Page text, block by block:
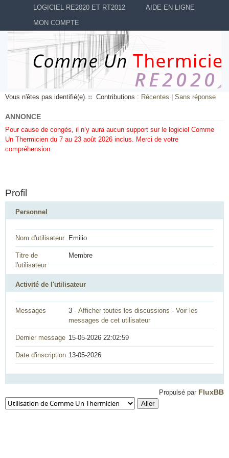
LOGICIEL RE2020 ET RT2012
AIDE EN LIGNE
MON COMPTE
Vous n'êtes pas identifié(e). Contributions : Récentes Sans réponse
ANNONCE
Pour cause de congés, il n’y aura aucun support sur le logiciel Comme
Un Thermicien du 7 au 23 août 2026 inclus. Merci de votre
compréhension.
Profil
Personnel
Nom d'utilisateur Emilio
Titre de
l'utilisateur
Membre
Activité de l'utilisateur
Messages 3 - Afficher toutes les discussions - Voir les
messages de cet utilisateur
Dernier message 15-05-2026 22:02:59
Date d'inscription 13-05-2026
Propulsé par FluxBB